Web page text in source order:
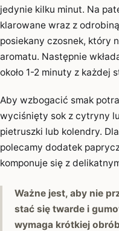
jedynie kilku minut. Na
klarowane wraz z
posiekany czosnek, który
aromatu. Następnie
około 1-2 minuty z każdej
Aby wzbogacić smak
wyciśnięty sok z cytryny
pietruszki lub kolendry.
polecamy dodatek
komponuje się z
Ważne jest, aby nie
stać się twarde i
wymaga krótkiej